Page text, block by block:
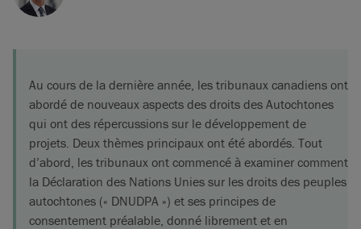
Au cours de la dernière année, les tribunaux canadiens ont
abordé de nouveaux aspects des droits des Autochtones
qui ont des répercussions sur le développement de
projets. Deux thèmes principaux ont été abordés. Tout
d’abord, les tribunaux ont commencé à examiner comment
la Déclaration des Nations Unies sur les droits des peuples
autochtones (« DNUDPA ») et ses principes de
consentement préalable, donné librement et en